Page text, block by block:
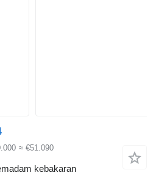
≈ €51.090
kebakaran